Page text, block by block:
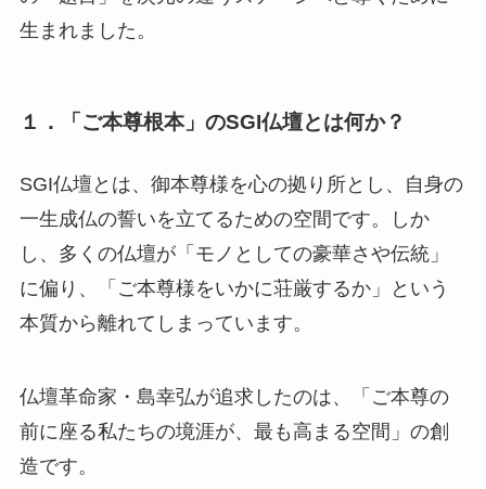
生まれました。
１．「ご本尊根本」のSGI仏壇とは何か？
SGI仏壇とは、御本尊様を心の拠り所とし、自身の
一生成仏の誓いを立てるための空間です。しか
し、多くの仏壇が「モノとしての豪華さや伝統」
に偏り、「ご本尊様をいかに荘厳するか」という
本質から離れてしまっています。
仏壇革命家・島幸弘が追求したのは、「ご本尊の
前に座る私たちの境涯が、最も高まる空間」の創
造です。